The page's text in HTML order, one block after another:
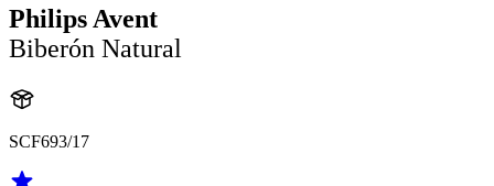
Philips Avent
Biberón Natural
SCF693/17